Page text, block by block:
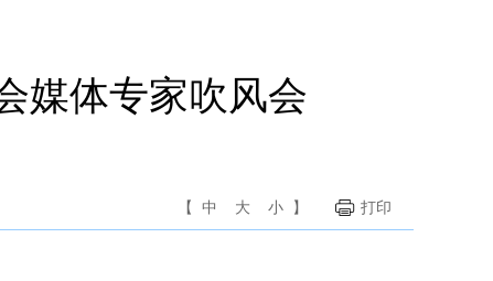
媒体专家吹风会
【 中 大 小 】 打印